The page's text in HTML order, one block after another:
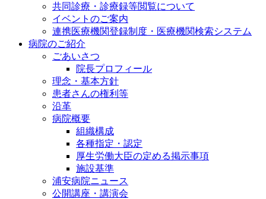
共同診療・診療録等閲覧について
イベントのご案内
連携医療機関登録制度・医療機関検索システム
病院のご紹介
ごあいさつ
院長プロフィール
理念・基本方針
患者さんの権利等
沿革
病院概要
組織構成
各種指定・認定
厚生労働大臣の定める掲示事項
施設基準
浦安病院ニュース
公開講座・講演会